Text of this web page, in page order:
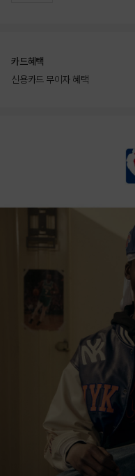
카드혜택
신용카드 무이자 혜택